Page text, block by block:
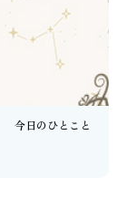
今日のひとこと